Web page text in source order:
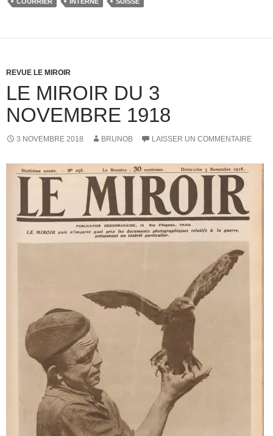
REVUE LE MIROIR
LE MIROIR DU 3
NOVEMBRE 1918
3 NOVEMBRE 2018 BRUNOB LAISSER UN COMMENTAIRE